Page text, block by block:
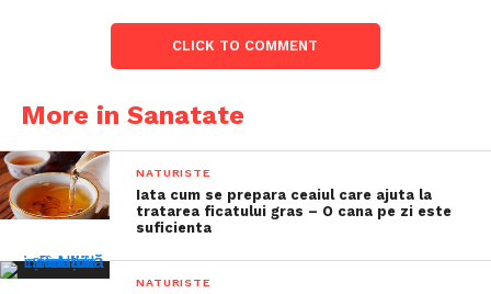
CLICK TO COMMENT
More in Sanatate
NATURISTE
Iata cum se prepara ceaiul care ajuta la
tratarea ficatului gras – O cana pe zi este
suficienta
NATURISTE